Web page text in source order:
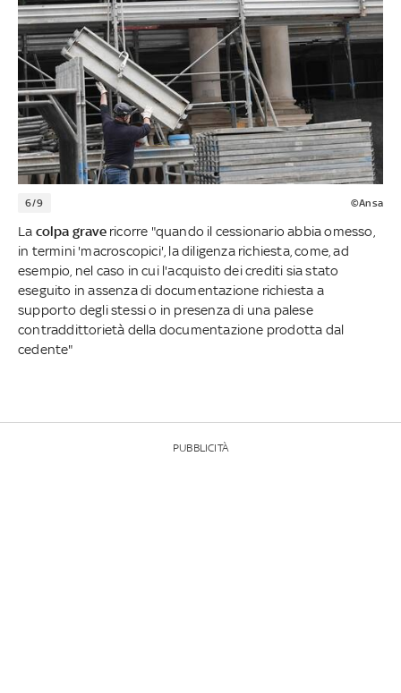
6/9 ©Ansa
La colpa gravericorre "quando il cessionario abbia omesso,
in termini 'macroscopici', la diligenza richiesta, come, ad
esempio, nel caso in cui l'acquisto dei crediti sia stato
eseguito in assenza di documentazione richiesta a
supporto degli stessi o in presenza di una palese
contraddittorietà della documentazione prodotta dal
cedente"
PUBBLICITÀ